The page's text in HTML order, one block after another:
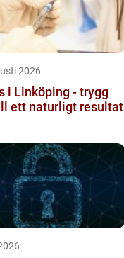
2026
i Linköping - trygg
ett naturligt resultat